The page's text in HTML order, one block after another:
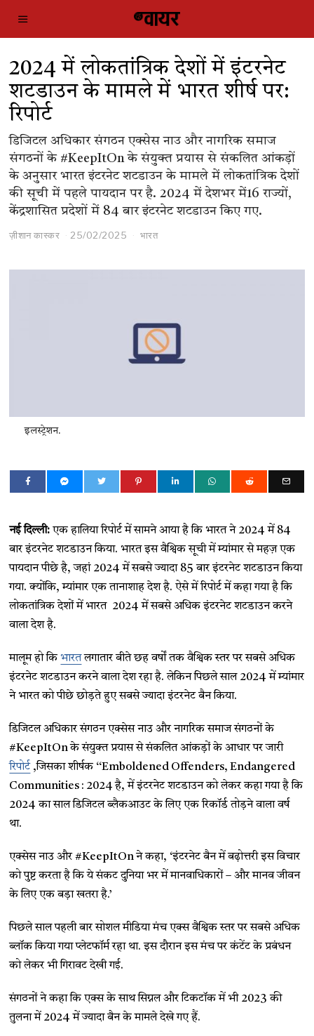
2024 में लोकतांत्रिक देशों में इंटरनेट
शटडाउन के मामले में भारत शीर्ष पर:
रिपोर्ट
डिजिटल अधिकार संगठन एक्सेस नाउ और नागरिक समाज
संगठनों के #KeepItOn के संयुक्त प्रयास से संकलित आंकड़ों
के अनुसार भारत इंटरनेट शटडाउन के मामले में लोकतांत्रिक देशों
की सूची में पहले पायदान पर है. 2024 में देशभर में16 राज्यों,
केंद्रशासित प्रदेशों में 84 बार इंटरनेट शटडाउन किए गए.
ज़ीशान कास्कर 25/02/2025 भारत
इलस्ट्रेशन.
नई दिल्ली: एक हालिया रिपोर्ट में सामने आया है कि भारत ने 2024 में 84
बार इंटरनेट शटडाउन किया. भारत इस वैश्विक सूची में म्यांमार से महज़ एक
पायदान पीछे है, जहां 2024 में सबसे ज्यादा 85 बार इंटरनेट शटडाउन किया
गया. क्योंकि, म्यांमार एक तानाशाह देश है. ऐसे में रिपोर्ट में कहा गया है कि
लोकतांत्रिक देशों में भारत 2024 में सबसे अधिक इंटरनेट शटडाउन करने
वाला देश है.
मालूम हो किभारतलगातार बीते छह वर्षों तक वैश्विक स्तर पर सबसे अधिक
इंटरनेट शटडाउन करने वाला देश रहा है. लेकिन पिछले साल 2024 में म्यांमार
ने भारत को पीछे छोड़ते हुए सबसे ज्यादा इंटरनेट बैन किया.
डिजिटल अधिकार संगठन एक्सेस नाउ और नागरिक समाज संगठनों के
#KeepItOn के संयुक्त प्रयास से संकलित आंकड़ों के आधार पर जारी
रिपोर्ट,जिसका शीर्षक ‘‘Emboldened Offenders, Endangered
Communities : 2024 है, में इंटरनेट शटडाउन को लेकर कहा गया है कि
2024 का साल डिजिटल ब्लैकआउट के लिए एक रिकॉर्ड तोड़ने वाला वर्ष
था.
एक्सेस नाउ और #KeepItOn ने कहा, ‘इंटरनेट बैन में बढ़ोत्तरी इस विचार
को पुष्ट करता है कि ये संकट दुनिया भर में मानवाधिकारों – और मानव जीवन
के लिए एक बड़ा खतरा है.’
पिछले साल पहली बार सोशल मीडिया मंच एक्स वैश्विक स्तर पर सबसे अधिक
ब्लॉक किया गया प्लेटफॉर्म रहा था. इस दौरान इस मंच पर कंटेंट के प्रबंधन
को लेकर भी गिरावट देखी गई.
संगठनों ने कहा कि एक्स के साथ सिग्नल और टिकटॉक में भी 2023 की
तुलना में 2024 में ज्यादा बैन के मामले देखे गए हैं.